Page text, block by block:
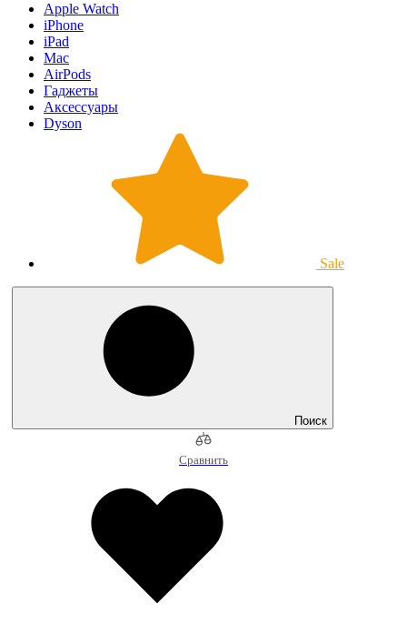
Apple Watch
iPhone
iPad
Mac
AirPods
Гаджеты
Аксессуары
Dyson
Sale
Поиск
Сравнить